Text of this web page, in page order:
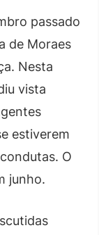
passado
de Moraes
Nesta
vista
estiverem
O
junho.